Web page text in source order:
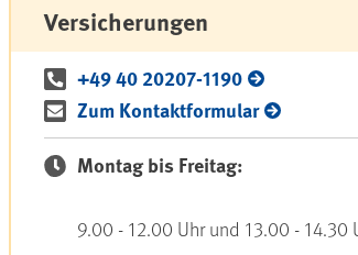
Versicherungen
+49 40 20207-1190
Zum Kontaktformular
Montag bis Freitag:
9.00 - 12.00 Uhr und 13.00 - 14.30